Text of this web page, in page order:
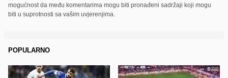
mogućnost da među komentarima mogu biti pronađeni sadržaji koji mogu
biti u suprotnosti sa vašim uvjerenjima.
POPULARNO